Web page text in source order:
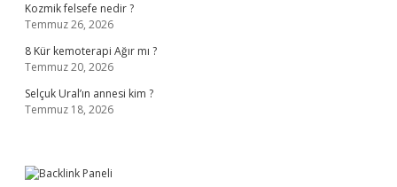
Kozmik felsefe nedir ?
Temmuz 26, 2026
8 Kür kemoterapi Ağır mı ?
Temmuz 20, 2026
Selçuk Ural’ın annesi kim ?
Temmuz 18, 2026